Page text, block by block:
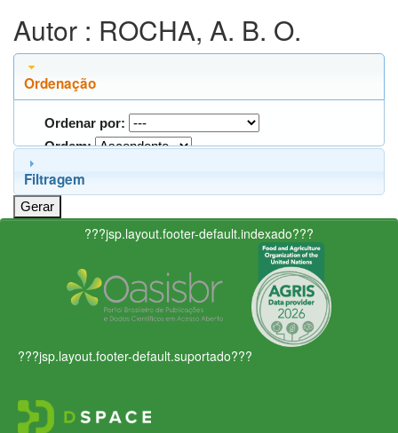
Autor : ROCHA, A. B. O.
Ordenação
Ordenar por:
Ordem:
Filtragem
???jsp.layout.footer-default.indexado???
???jsp.layout.footer-default.suportado???